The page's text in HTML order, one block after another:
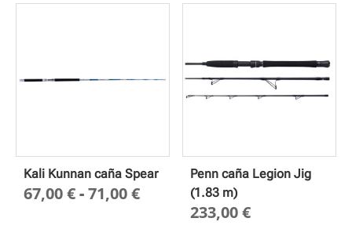
Kali Kunnan caña Spear
67,00€-71,00€Rango
Penn caña Legion Jig
(1.83 m)
233,00€